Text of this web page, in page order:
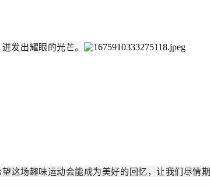
发出耀眼的光芒。
这场趣味运动会能成为美好的回忆，让我们尽情